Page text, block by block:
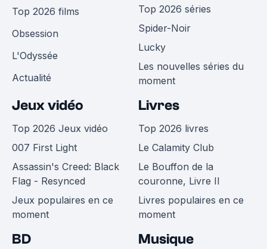
Top 2026 films
Obsession
L'Odyssée
Actualité
Top 2026 séries
Spider-Noir
Lucky
Les nouvelles séries du
moment
Jeux vidéo
Top 2026 Jeux vidéo
007 First Light
Assassin's Creed: Black
Flag - Resynced
Jeux populaires en ce
moment
Livres
Top 2026 livres
Le Calamity Club
Le Bouffon de la
couronne, Livre II
Livres populaires en ce
moment
BD Musique